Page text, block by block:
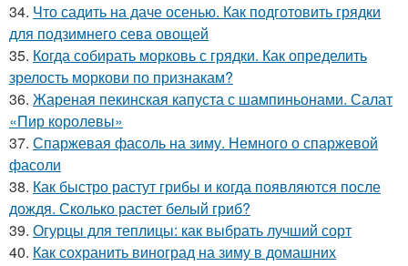
34. Что садить на даче осенью. Как подготовить грядки
для подзимнего сева овощей
35. Когда собирать морковь с грядки. Как определить
зрелость моркови по признакам?
36. Жареная пекинская капуста с шампиньонами. Салат
«Пир королевы»
37. Спаржевая фасоль на зиму. Немного о спаржевой
фасоли
38. Как быстро растут грибы и когда появляются после
дождя. Сколько растет белый гриб?
39. Огурцы для теплицы: как выбрать лучший сорт
40. Как сохранить виноград на зиму в домашних